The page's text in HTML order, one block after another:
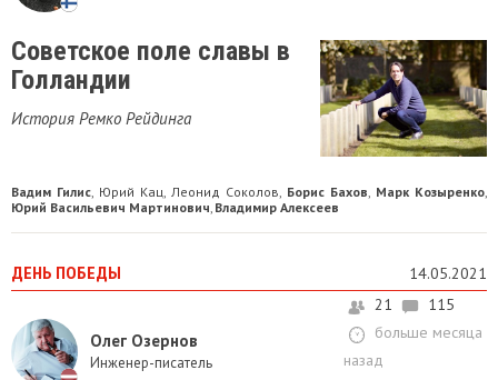
Советское поле славы в
Голландии
История Ремко Рейдинга
Вадим Гилис, Юрий Кац, Леонид Соколов, Борис Бахов, Марк Козыренко,
Юрий Васильевич Мартинович, Владимир Алексеев
ДЕНЬ ПОБЕДЫ 14.05.2021
Олег Озернов
Инженер-писатель
21
115
больше месяца
назад